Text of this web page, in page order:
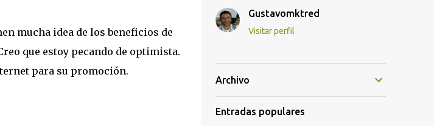
mucha idea de los beneficios de
que estoy pecando de optimista.
para su promoción.
Gustavomktred
Visitar perfil
Archivo
Entradas populares